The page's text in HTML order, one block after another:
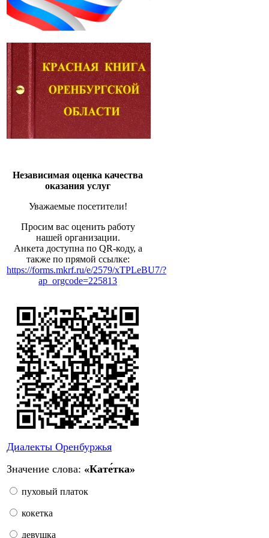
Независимая оценка качества
оказания услуг
Уважаемые посетители!
Просим вас оценить работу
нашей организации.
Анкета доступна по QR-коду, а
также по прямой ссылке:
https://forms.mkrf.ru/e/2579/xTPLeBU7/?
ap_orgcode=225813
Диалекты Оренбуржья
Значение слова: «Кате́тка»
пуховый платок
кокетка
девушка